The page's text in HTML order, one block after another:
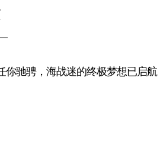
—
你驰骋，海战迷的终极梦想已启航